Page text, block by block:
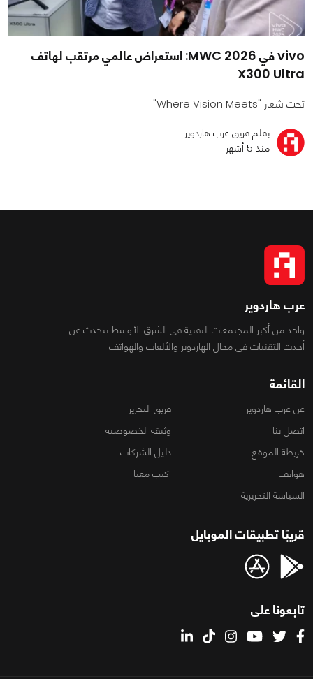
vivo في MWC 2026: استعراض عالمي مرتقب لهاتف
X300 Ultra
تحت شعار "Where Vision Meets"
بقلم فريق عرب هاردوير
منذ 5 أشهر
عرب هاردوير
واحد من أكبر المجتمعات التقنية فى الشرق الأوسط تتحدث عن
أحدث التقنيات فى مجال الهاردوير والألعاب والهواتف
القائمة
عن عرب هاردوير
فريق التحرير
اتصل بنا
وثيقة الخصوصية
خريطة الموقع
دليل الشركات
هواتف
اكتب معنا
السياسة التحريرية
قريبًا تطبيقات الموبايل
تابعونا على